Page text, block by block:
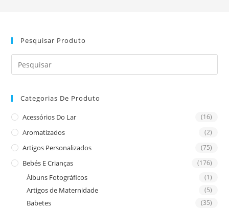
Pesquisar Produto
Categorias De Produto
Acessórios Do Lar (16)
Aromatizados (2)
Artigos Personalizados (75)
Bebés E Crianças (176)
Álbuns Fotográficos (1)
Artigos de Maternidade (5)
Babetes (35)